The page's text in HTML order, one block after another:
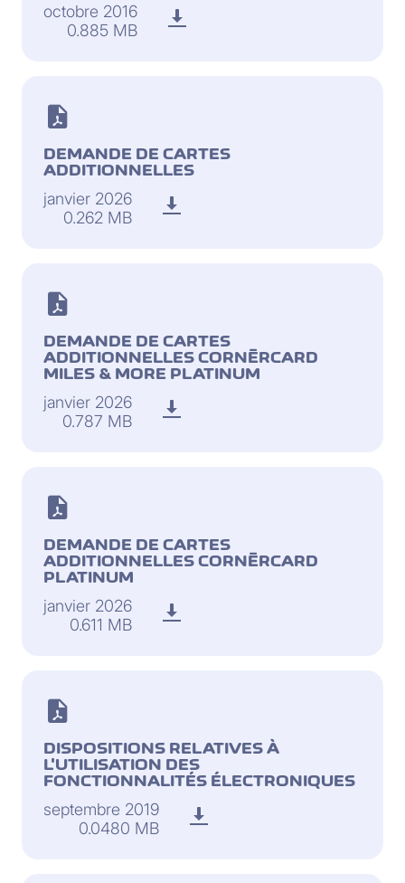
0.885 MB
octobre 2016
DEMANDE DE CARTES
ADDITIONNELLES
0.262 MB
janvier 2026
DEMANDE DE CARTES
ADDITIONNELLES CORNÈRCARD
MILES & MORE PLATINUM
0.787 MB
janvier 2026
DEMANDE DE CARTES
ADDITIONNELLES CORNÈRCARD
PLATINUM
0.611 MB
janvier 2026
DISPOSITIONS RELATIVES À
L'UTILISATION DES
FONCTIONNALITÉS ÉLECTRONIQUES
0.0480 MB
septembre 2019